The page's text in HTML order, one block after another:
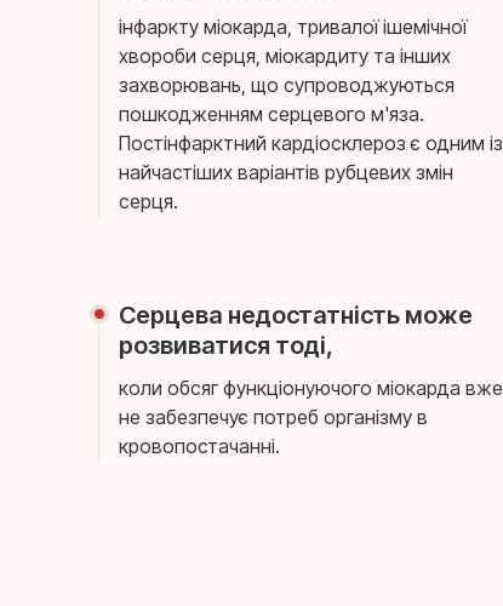
інфаркту міокарда, тривалої ішемічної
хвороби серця, міокардиту та інших
захворювань, що супроводжуються
пошкодженням серцевого м'яза.
Постінфарктний кардіосклероз є одним із
найчастіших варіантів рубцевих змін
серця.
Серцева недостатність може
розвиватися тоді,
коли обсяг функціонуючого міокарда вже
не забезпечує потреб організму в
кровопостачанні.